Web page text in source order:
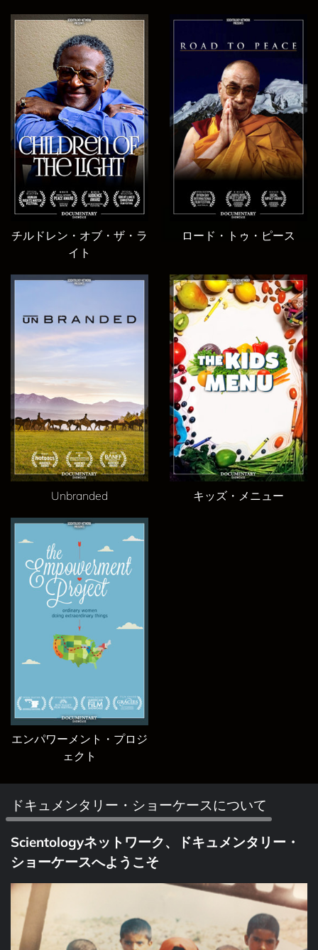
チルドレン・オブ・ザ・ラ
イト
ロード・トゥ・ピース
Unbranded キッズ・メニュー
エンパワーメント・プロジ
ェクト
ドキュメンタリー・ショーケースについて
Scientologyネットワーク、ドキュメンタリー・
ショーケースへようこそ